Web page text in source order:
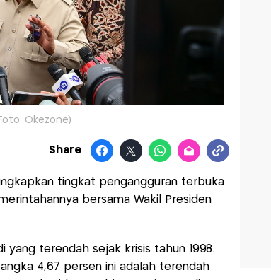
Okezone)
Share
tingkat pengangguran terbuka
bersama Wakil Presiden
yang terendah sejak krisis tahun 1998.
4,67 persen ini adalah terendah